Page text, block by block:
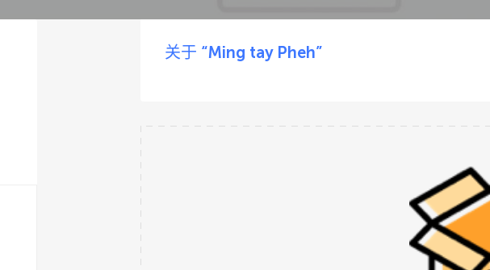
关于 “Ming tay Pheh”